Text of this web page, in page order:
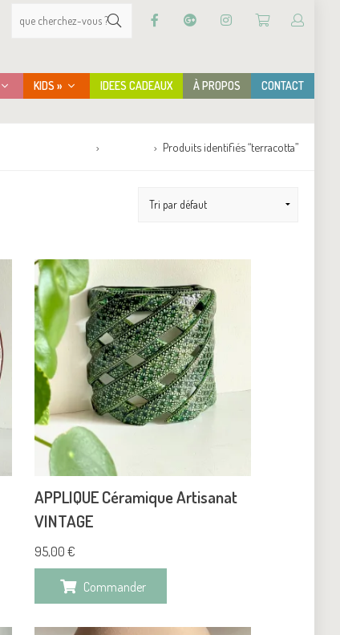
KIDS » IDEES CADEAUX À PROPOS CONTACT
Produits identifiés “terracotta”
APPLIQUE Céramique Artisanat
VINTAGE
95,00€
Commander